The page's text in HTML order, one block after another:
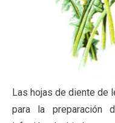
Las hojas de diente de
para la preparación